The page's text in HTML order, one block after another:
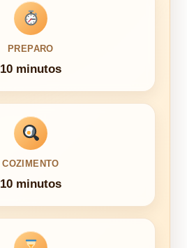
PREPARO
10 minutos
COZIMENTO
10 minutos